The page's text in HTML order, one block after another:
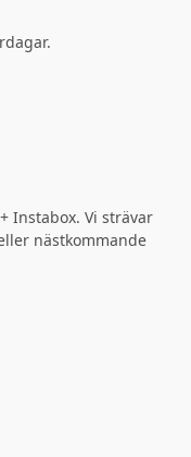
Instabox. Vi strävar
nästkommande